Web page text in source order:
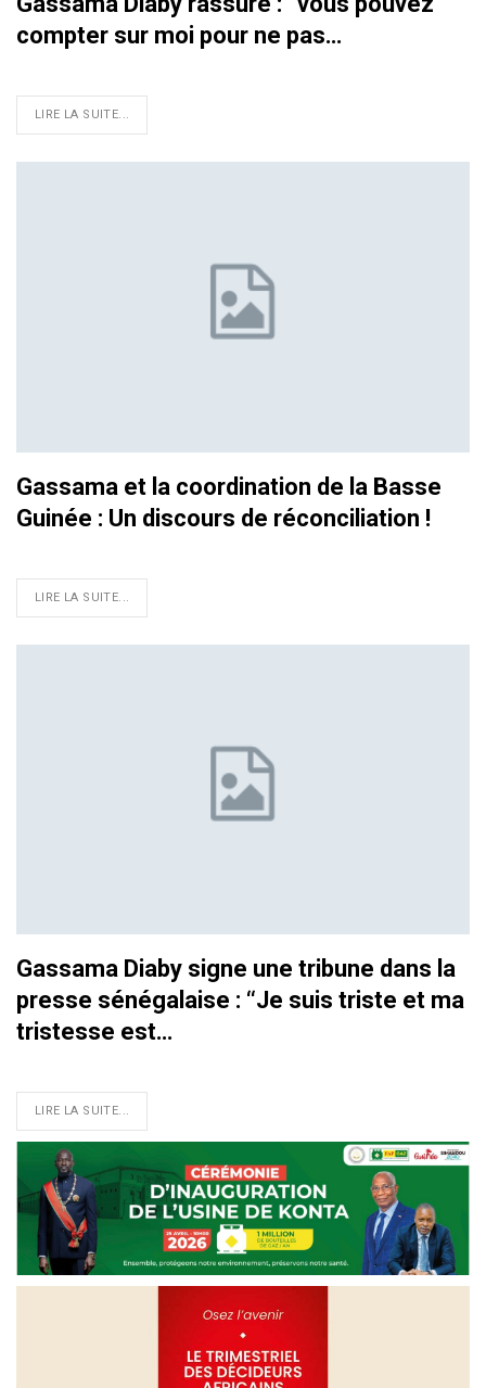
compter sur moi pour ne pas…
LIRE LA SUITE...
Gassama et la coordination de la Basse
Guinée : Un discours de réconciliation !
LIRE LA SUITE...
Gassama Diaby signe une tribune dans la
presse sénégalaise : ‘‘Je suis triste et ma
tristesse est…
LIRE LA SUITE...